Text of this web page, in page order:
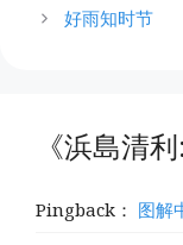
好雨知时节
《浜島清
Pingback： 图解